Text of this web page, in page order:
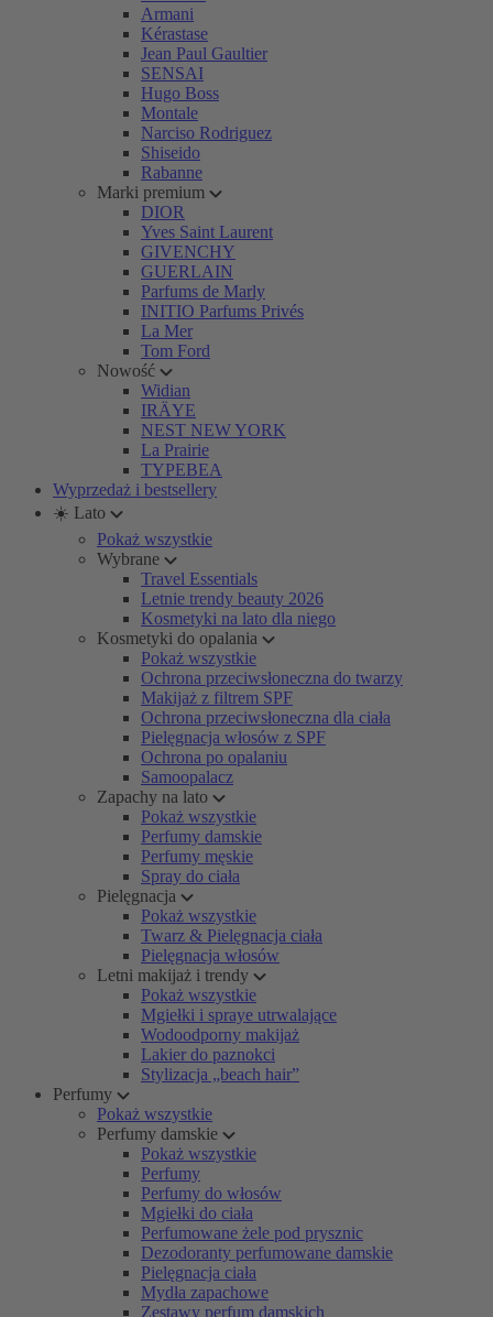
Armani
Kérastase
Jean Paul Gaultier
SENSAI
Hugo Boss
Montale
Narciso Rodriguez
Shiseido
Rabanne
Marki premium
DIOR
Yves Saint Laurent
GIVENCHY
GUERLAIN
Parfums de Marly
INITIO Parfums Privés
La Mer
Tom Ford
Nowość
Widian
IRÄYE
NEST NEW YORK
La Prairie
TYPEBEA
Wyprzedaż i bestsellery
☀️ Lato
Pokaż wszystkie
Wybrane
Travel Essentials
Letnie trendy beauty 2026
Kosmetyki na lato dla niego
Kosmetyki do opalania
Pokaż wszystkie
Ochrona przeciwsłoneczna do twarzy
Makijaż z filtrem SPF
Ochrona przeciwsłoneczna dla ciała
Pielęgnacja włosów z SPF
Ochrona po opalaniu
Samoopalacz
Zapachy na lato
Pokaż wszystkie
Perfumy damskie
Perfumy męskie
Spray do ciała
Pielęgnacja
Pokaż wszystkie
Twarz & Pielęgnacja ciała
Pielęgnacja włosów
Letni makijaż i trendy
Pokaż wszystkie
Mgiełki i spraye utrwalające
Wodoodporny makijaż
Lakier do paznokci
Stylizacja „beach hair”
Perfumy
Pokaż wszystkie
Perfumy damskie
Pokaż wszystkie
Perfumy
Perfumy do włosów
Mgiełki do ciała
Perfumowane żele pod prysznic
Dezodoranty perfumowane damskie
Pielęgnacja ciała
Mydła zapachowe
Zestawy perfum damskich